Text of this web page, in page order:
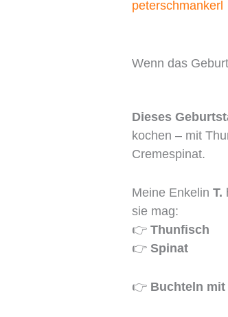
peterschmankerl
Wenn das
Dieses
kochen – mit
Cremespinat.
Meine EnkelinT.
sie mag:
👉Thunfisch
👉Spinat
👉 Buchteln